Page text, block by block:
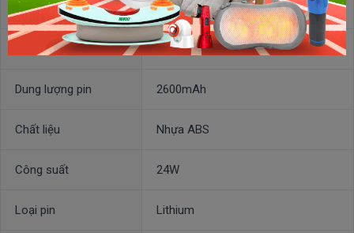
Thương hiệu PULI
Điện áp: 8.4V
Dung lượng pin 2600mAh
Chất liệu Nhựa ABS
Công suất 24W
Loại pin Lithium